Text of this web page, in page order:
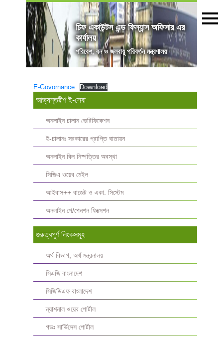
চিফ একাউন্টস এন্ড ফিন্যান্স অফিসার এর
কার্যালয়
পরিবেশ, বন ও জলবায়ু পরিবর্তন মন্ত্রণালয়
E-Govornance Download
আভ্যন্তরীণ ই-সেবা
অনলাইন চালান ভেরিফিকেশন
ই-চালানঃ সরকারের প্রাপ্তি বাতায়ন
অনলাইন বিল নিষ্পত্তির অবস্থা
সিজিএ ওয়েব মেইল
আইবাস++ বাজেট ও একা. সিস্টেম
অনলাইন পে/পেনশন ফিক্সেশন
গুরুত্বপুর্ণ লিংকসমূহ
অর্থ বিভাগ, অর্থ মন্ত্রনালয়
সিএজি বাংলাদেশ
সিজিডিএফ বাংলাদেশ
ন্যাশনাল ওয়েব পোর্টাল
গভঃ সার্ভিসেস পোর্টাল